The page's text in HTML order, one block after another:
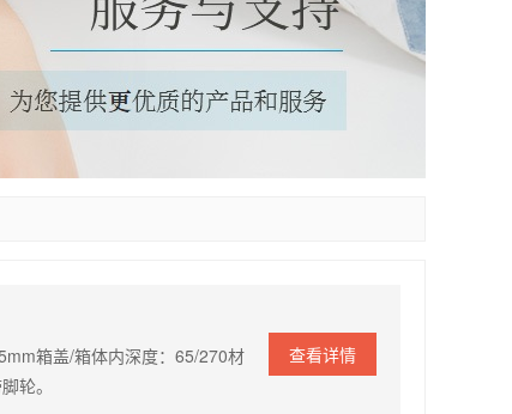
查看详情
箱盖/箱体内深度：65/270材
轮。